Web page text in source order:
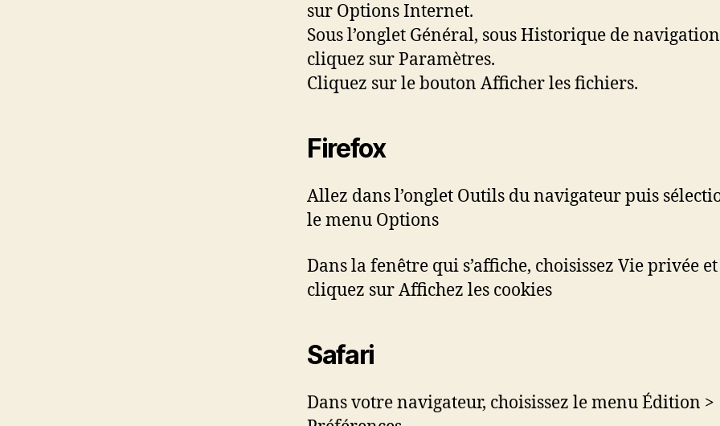
sur Options Internet.
Sous l’onglet Général, sous Historique de
cliquez sur Paramètres.
Cliquez sur le bouton Afficher les fichiers.
Firefox
Allez dans l’onglet Outils du navigateur puis
le menu Options
Dans la fenêtre qui s’affiche, choisissez Vie privée et
cliquez sur Affichez les cookies
Safari
Dans votre navigateur, choisissez le menu Édition >